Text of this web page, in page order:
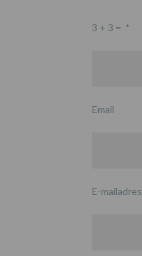
3 + 3 = *
Email
E-mailadres